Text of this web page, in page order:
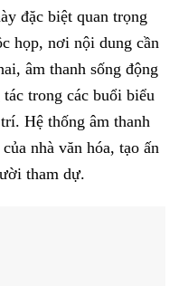
đặc biệt quan trọng
họp, nơi nội dung cần
âm thanh sống động
trong các buổi biểu
Hệ thống âm thanh
nhà văn hóa, tạo ấn
tham dự.